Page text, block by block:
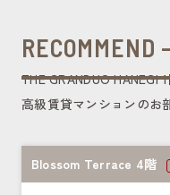
RECOMMEND
THE GRANDUO HANEGI
高級賃貸マンションのお
Blossom Terrace 4階